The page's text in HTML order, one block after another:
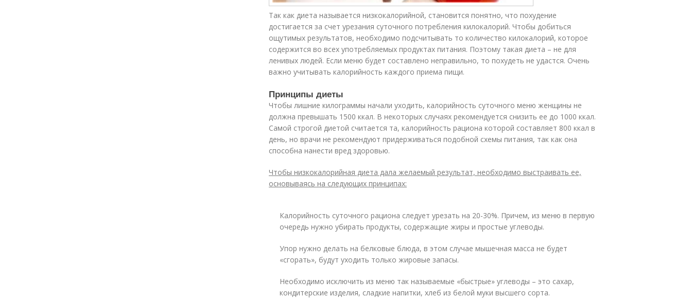
Так как диета называется низкокалорийной, становится понятно, что похудение
достигается за счет урезания суточного потребления килокалорий. Чтобы добиться
ощутимых результатов, необходимо подсчитывать то количество килокалорий, которое
содержится во всех употребляемых продуктах питания. Поэтому такая диета – не для
ленивых людей. Если меню будет составлено неправильно, то похудеть не удастся. Очень
важно учитывать калорийность каждого приема пищи.
Принципы диеты
Чтобы лишние килограммы начали уходить, калорийность суточного меню женщины не
должна превышать 1500 ккал. В некоторых случаях рекомендуется снизить ее до 1000 ккал.
Самой строгой диетой считается та, калорийность рациона которой составляет 800 ккал в
день, но врачи не рекомендуют придерживаться подобной схемы питания, так как она
способна нанести вред здоровью.
Чтобы низкокалорийная диета дала желаемый результат, необходимо выстраивать ее,
основываясь на следующих принципах:
Калорийность суточного рациона следует урезать на 20-30%. Причем, из меню в первую
очередь нужно убирать продукты, содержащие жиры и простые углеводы.
Упор нужно делать на белковые блюда, в этом случае мышечная масса не будет
«сгорать», будут уходить только жировые запасы.
Необходимо исключить из меню так называемые «быстрые» углеводы – это сахар,
кондитерские изделия, сладкие напитки, хлеб из белой муки высшего сорта.